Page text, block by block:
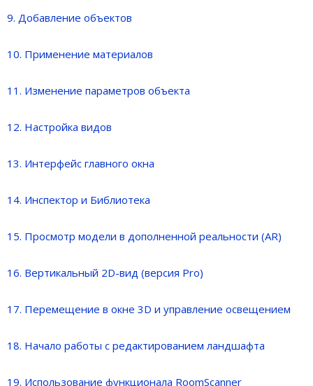
9. Добавление объектов
10. Применение материалов
11. Изменение параметров объекта
12. Настройка видов
13. Интерфейс главного окна
14. Инспектор и Библиотека
15. Просмотр модели в дополненной реальности (AR)
16. Вертикальный 2D-вид (версия Pro)
17. Перемещение в окне 3D и управление освещением
18. Начало работы с редактированием ландшафта
19. Использование функционала RoomScanner